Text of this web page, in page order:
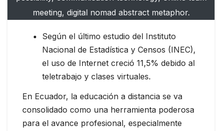
meeting, digital nomad abstract metaphor.
Según el último estudio del Instituto
Nacional de Estadística y Censos (INEC),
el uso de Internet creció 11,5% debido al
teletrabajo y clases virtuales.
En Ecuador, la educación a distancia se va
consolidado como una herramienta poderosa
para el avance profesional, especialmente